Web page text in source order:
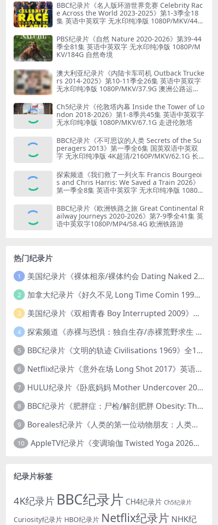
BBC纪录片《名人版环游世界竞赛 Celebrity Rac
e Across the World 2023-2025》第1-3季全18
集 英语中英双字 无水印纯净版 1080P/MKV/44.8
PBS纪录片《自然 Nature 2020-2026》第39-44
季全81集 英语中英双字 无水印纯净版 1080P/M
KV/184G 自然奇境
澳大利亚纪录片《内陆卡车司机 Outback Trucke
rs 2014-2025》第10-11季全26集 英语中英双字
无水印纯净版 1080P/MKV/37.9G 澳洲公路运输
Ch5纪录片《伦敦塔内幕 Inside the Tower of Lo
ndon 2018-2026》第1-8季共45集 英语中英双字
无水印纯净版 1080P/MKV/67.1G 走进伦敦塔
BBC纪录片《不可思议的人类 Secrets of the Su
peragers 2013》第一季全6集 国英双语中英双
字 无水印纯净版 4K超清/2160P/MKV/62.1G 长
探索频道《我们救了一列火车 Francis Bourgeoi
s and Chris Harris: We Saved a Train 2026》
第一季全8集 英语中英双字 无水印纯净版 1080P/
BBC纪录片《欧洲铁路之旅 Great Continental R
ailway Journeys 2020-2026》第7-9季全41集 英
语中英双字1080P/MP4/58.4G 欧洲铁路游
热门纪录片
1 美国纪录片《裸体相亲/裸体约会 Dating Naked 2014-2016》第1-3季全33集 英语中英双字 无水印纯净版 1080P/MKV/85.6G 裸体相亲真人秀
2 加拿大纪录片《好久不见 Long Time Comin 1993》英语中英双字 官方纯净版 1080P/MKV/1G 女同性艺术家
3 美国纪录片《双相青春 Boy Interrupted 2009》英语中英双字 官方纯净版 1080P/MKV/1.43G 青少年躁郁症
4 探索频道《赤裸与恐惧：独自生存/赤裸荒野求生 Naked and Afraid: Solo 2023》第一季全8集 英语中英双字 官方纯净版 高码1080P/MKV/45.4G
5 BBC纪录片《文明的轨迹 Civilisations 1969》全13集 英语中英双字 高清收藏版 1080P/MKV/64.1G 西方艺术史话
6 Netflix纪录片《意外在场 Long Shot 2017》英语中字 720P/NKV/1.06GB 美国谋杀误判案件
7 HULU纪录片《卧底妈妈 Mother Undercover 2023》全4集 英语中英双字 官方纯净版 1080P/MKV/7.6G 拯救孩子
8 BBC纪录片《肥胖症：尸检/解剖肥胖 Obesity: The Post Mortem 2016》英语中英双字 无水印纯净版 1080P/MKV/1.03G
9 Boreales纪录片《人类的第一位动物朋友：人类和狗的神奇故事 Man’s First Friend 2018》英语中英双字 1080P/MP4/1.8G 狗的神奇故事
10 AppleTV纪录片《变调瑜伽 Twisted Yoga 2026》全3集 英语中英双字 无水印纯净版 1080P/MKV/10G 瑜伽大师背后的真相
纪录片标签
4K纪录片 BBC纪录片 CH4纪录片 Ch5纪录片
Curiosity纪录片 HBO纪录片 Netflix纪录片 NHK纪